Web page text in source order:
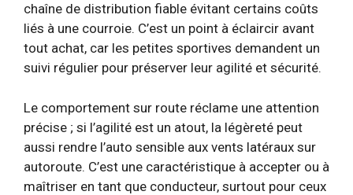
chaîne de distribution fiable évitant certains coûts
liés à une courroie. C’est un point à éclaircir avant
tout achat, car les petites sportives demandent un
suivi régulier pour préserver leur agilité et sécurité.
Le comportement sur route réclame une attention
précise ; si l’agilité est un atout, la légèreté peut
aussi rendre l’auto sensible aux vents latéraux sur
autoroute. C’est une caractéristique à accepter ou à
maîtriser en tant que conducteur, surtout pour ceux